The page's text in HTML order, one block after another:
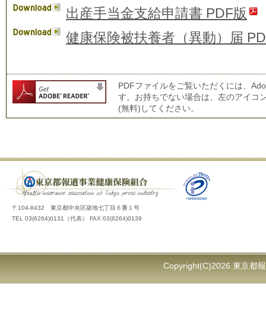
出産手当金支給申請書 PDF版
健康保険被扶養者（異動）届
PDFファイルをご覧いただくには、
す。お持ちでない場合は、左のアイコ
(無料)してください。
〒104-8432 東京都中央区築地七丁目６番１号
TEL 03(6264)0131（代表） FAX 03(6264)0139
Copyright(C)2026 東京都